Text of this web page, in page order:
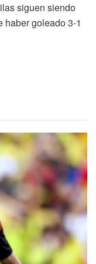
siguen siendo
haber goleado 3-1